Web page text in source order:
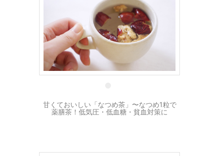
14 3月
甘くておいしい「なつめ茶」〜なつめ1粒で
薬膳茶！低気圧・低血糖・貧血対策に